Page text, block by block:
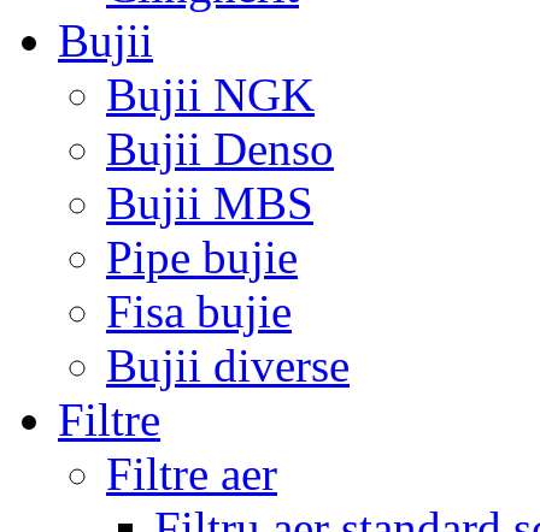
Bujii
Bujii NGK
Bujii Denso
Bujii MBS
Pipe bujie
Fisa bujie
Bujii diverse
Filtre
Filtre aer